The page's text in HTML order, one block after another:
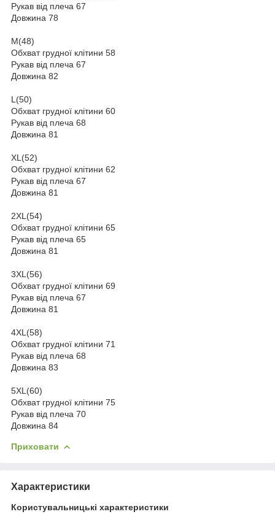
Рукав від плеча 67
Довжина 78
M(48)
Обхват грудної клітини 58
Рукав від плеча 67
Довжина 82
L(50)
Обхват грудної клітини 60
Рукав від плеча 68
Довжина 81
XL(52)
Обхват грудної клітини 62
Рукав від плеча 67
Довжина 81
2XL(54)
Обхват грудної клітини 65
Рукав від плеча 65
Довжина 81
3XL(56)
Обхват грудної клітини 69
Рукав від плеча 67
Довжина 81
4XL(58)
Обхват грудної клітини 71
Рукав від плеча 68
Довжина 83
5XL(60)
Обхват грудної клітини 75
Рукав від плеча 70
Довжина 84
Приховати
Характеристики
Користувальницькі характеристики